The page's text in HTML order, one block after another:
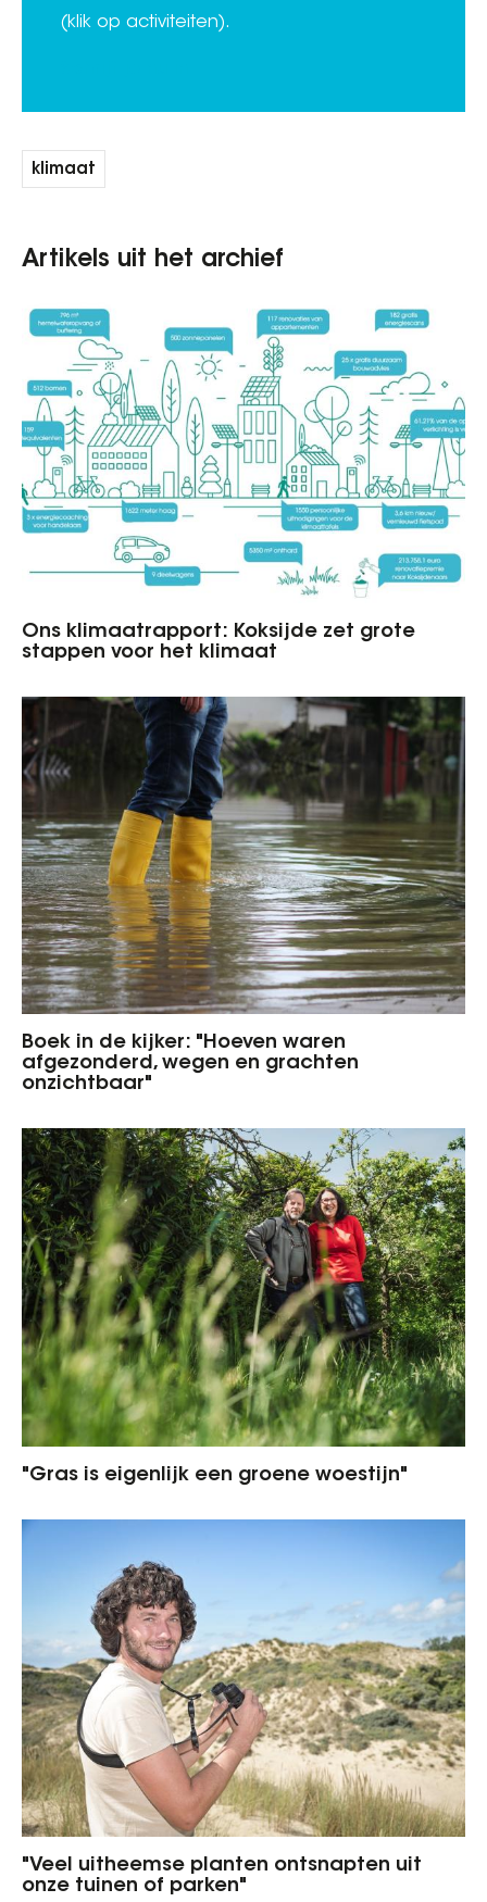
(klik op activiteiten).
klimaat
Artikels uit het archief
Ons klimaatrapport: Koksijde zet grote
stappen voor het klimaat
Boek in de kijker: "Hoeven waren
afgezonderd, wegen en grachten
onzichtbaar"
"Gras is eigenlijk een groene woestijn"
"Veel uitheemse planten ontsnapten uit
onze tuinen of parken"